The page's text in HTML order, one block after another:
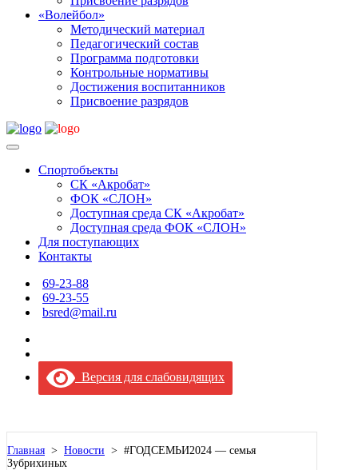
«Волейбол»
Методический материал
Педагогический состав
Программа подготовки
Контрольные нормативы
Достижения воспитанников
Присвоение разрядов
Спортобъекты
СК «Акробат»
ФОК «СЛОН»
Доступная среда СК «Акробат»
Доступная среда ФОК «СЛОН»
Для поступающих
Контакты
69-23-88
69-23-55
bsred@mail.ru
Версия для слабовидящих
Главная > Новости > #ГОДСЕМЬИ2024 — семья
Зубрихиных